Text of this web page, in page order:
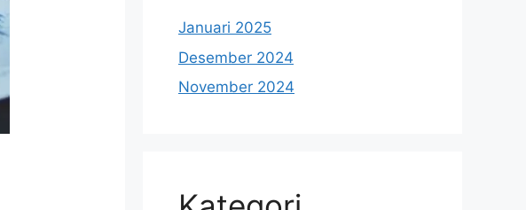
Januari 2025
Desember 2024
November 2024